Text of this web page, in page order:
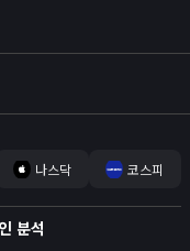
나스닥 코스피
분석